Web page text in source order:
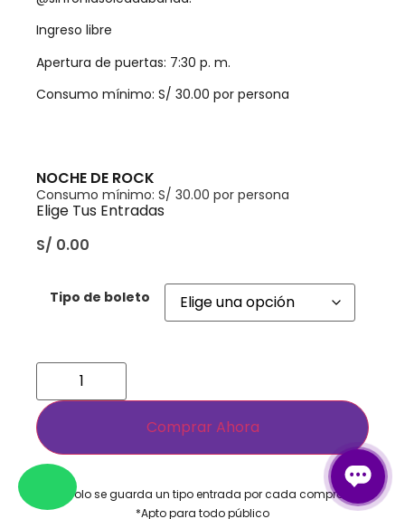
Ingreso libre
Apertura de puertas: 7:30 p. m.
Consumo mínimo: S/ 30.00 por persona
NOCHE DE ROCK
Consumo mínimo: S/ 30.00 por persona
Elige Tus Entradas
S/ 0.00
Tipo de boleto
Comprar Ahora
*Solo se guarda un tipo entrada por cada compra​
*Apto para todo público​